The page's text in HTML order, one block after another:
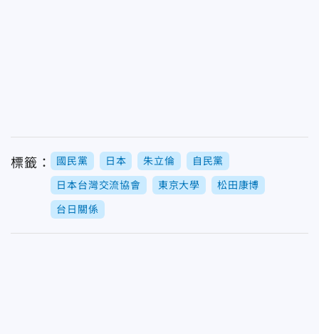
標籤： 國民黨 日本 朱立倫 自民黨
日本台灣交流協會 東京大學 松田康博
台日關係